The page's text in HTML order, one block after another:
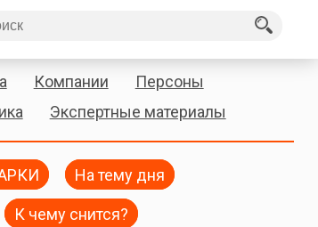
Компании
Персоны
Экспертные материалы
На тему дня
К чему снится?